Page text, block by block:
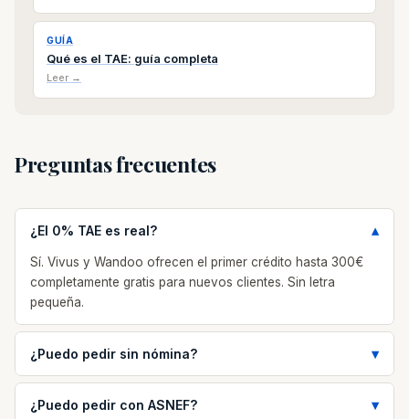
GUÍA
Qué es el TAE: guía completa
Leer →
Preguntas frecuentes
¿El 0% TAE es real?
Sí. Vivus y Wandoo ofrecen el primer crédito hasta 300€
completamente gratis para nuevos clientes. Sin letra
pequeña.
¿Puedo pedir sin nómina?
¿Puedo pedir con ASNEF?